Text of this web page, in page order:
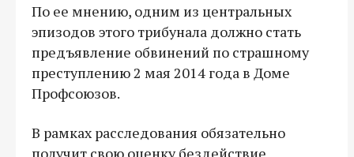
По ее мнению, одним из центральных
эпизодов этого трибунала должно стать
предъявление обвинений по страшному
преступлению 2 мая 2014 года в Доме
Профсоюзов.
В рамках расследования обязательно
получит свою оценку бездействие